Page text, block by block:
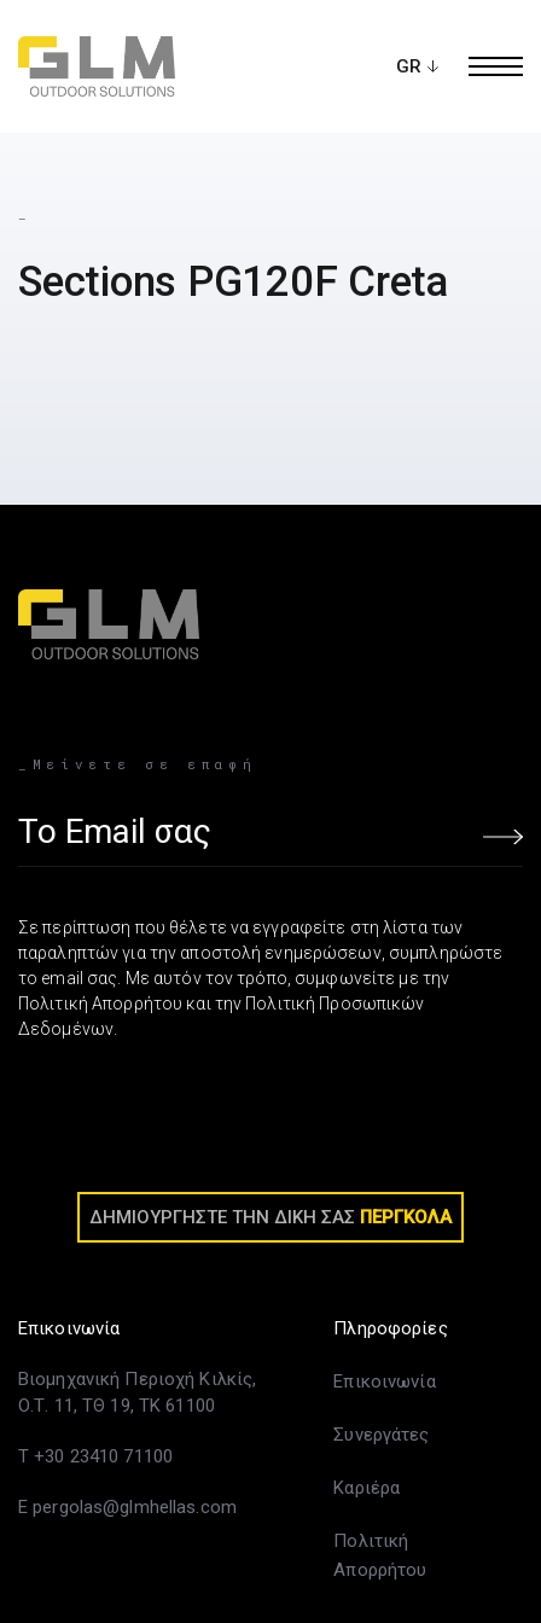
Sections PG120F Creta
_Μείνετε σε επαφή
Email address
Σε περίπτωση που θέλετε να εγγραφείτε στη λίστα των
παραληπτών για την αποστολή ενημερώσεων, συμπληρώστε
το email σας. Με αυτόν τον τρόπο, συμφωνείτε με την
Πολιτική Απορρήτου και την Πολιτική Προσωπικών
Δεδομένων.
ΔΗΜΙΟΥΡΓΗΣΤΕ ΤΗΝ ΔΙΚΗ ΣΑΣ ΠΕΡΓΚΟΛΑ
Επικοινωνία
Βιομηχανική Περιοχή Κιλκίς,
Ο.Τ. 11, ΤΘ 19, ΤΚ 61100
T +30 23410 71100
E pergolas@glmhellas.com
Πληροφορίες
Επικοινωνία
Συνεργάτες
Καριέρα
Πολιτική
Απορρήτου